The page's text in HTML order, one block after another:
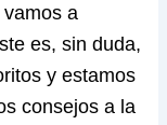
a
es, sin duda,
y estamos
consejos a la